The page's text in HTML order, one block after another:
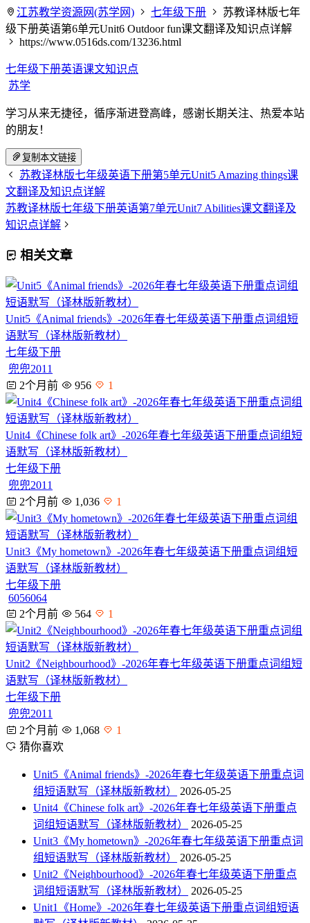
江苏教学资源网(苏学网) 七年级下册
苏教译林版七年
级下册英语第6单元Unit6 Outdoor fun课文翻译及知识点详解
https://www.0516ds.com/13236.html
七年级下册英语课文知识点
苏学
学习从来无捷径，循序渐进登高峰，感谢长期关注、热爱本站
的朋友！
复制本文链接
苏教译林版七年级英语下册第5单元Unit5 Amazing things课
文翻译及知识点详解
苏教译林版七年级下册英语第7单元Unit7 Abilities课文翻译及
知识点详解
相关文章
Unit5《Animal friends》-2026年春七年级英语下册重点词组短
语默写（译林版新教材）
七年级下册
兜兜2011
2个月前
956 1
Unit4《Chinese folk art》-2026年春七年级英语下册重点词组短
语默写（译林版新教材）
七年级下册
兜兜2011
2个月前
1,036 1
Unit3《My hometown》-2026年春七年级英语下册重点词组短
语默写（译林版新教材）
七年级下册
6056064
2个月前
564 1
Unit2《Neighbourhood》-2026年春七年级英语下册重点词组短
语默写（译林版新教材）
七年级下册
兜兜2011
2个月前
1,068
1
猜你喜欢
Unit5《Animal friends》-2026年春七年级英语下册重点词
组短语默写（译林版新教材）
2026-05-25
Unit4《Chinese folk art》-2026年春七年级英语下册重点
词组短语默写（译林版新教材）
2026-05-25
Unit3《My hometown》-2026年春七年级英语下册重点词
组短语默写（译林版新教材）
2026-05-25
Unit2《Neighbourhood》-2026年春七年级英语下册重点
词组短语默写（译林版新教材）
2026-05-25
Unit1《Home》-2026年春七年级英语下册重点词组短语